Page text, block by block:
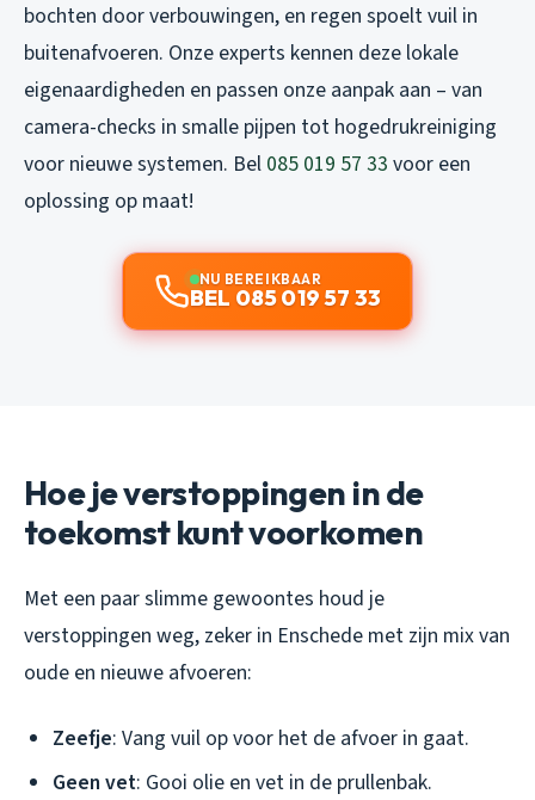
bochten door verbouwingen, en regen spoelt vuil in
buitenafvoeren. Onze experts kennen deze lokale
eigenaardigheden en passen onze aanpak aan – van
camera-checks in smalle pijpen tot hogedrukreiniging
voor nieuwe systemen. Bel 085 019 57 33 voor een
oplossing op maat!
NU BEREIKBAAR
BEL 085 019 57 33
Hoe je verstoppingen in de
toekomst kunt voorkomen
Met een paar slimme gewoontes houd je
verstoppingen weg, zeker in Enschede met zijn mix van
oude en nieuwe afvoeren:
Zeefje: Vang vuil op voor het de afvoer in gaat.
Geen vet: Gooi olie en vet in de prullenbak.